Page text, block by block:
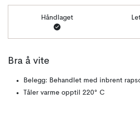
Håndlaget
Bra å vite
Belegg: Behandlet med inbrent
Tåler varme opptil 220° C